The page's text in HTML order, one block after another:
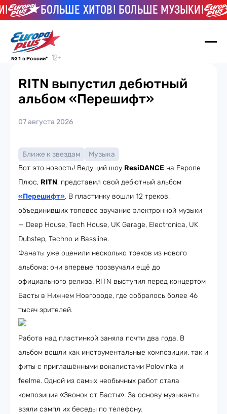
БОЛЬШЕ ХИТОВ! БОЛЬШЕ МУЗЫКИ!
№ 1 в России*
RITN выпустил дебютный
альбом «Перешифт»
07 августа 2026
Ближе к звездам
Музыка
Вот это новость! Ведущий шоу ResiDANCE на Европе
Плюс, RITN, представил свой дебютный альбом
«Перешифт». В пластинку вошли 12 треков,
объединивших топовое звучание электронной музыки
— Deep House, Tech House, UK Garage, Electronica, UK
Dubstep, Techno и Bassline.
Фанаты уже оценили несколько треков из нового
альбома: они впервые прозвучали ещё до
официального релиза. RITN выступил перед концертом
Басты в Нижнем Новгороде, где собралось более 46
тысяч зрителей.
Работа над пластинкой заняла почти два года. В
альбом вошли как инструментальные композиции, так и
фиты с приглашёнными вокалистами Polovinka и
feelme. Одной из самых необычных работ стала
композиция «Звонок от Басты». За основу музыканты
взяли сэмпл их беседы по телефону.